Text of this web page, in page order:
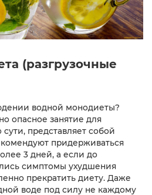
(разгрузочные
водной монодиеты?
опасное занятие для
сути, представляет собой
придерживаться
3 дней, а если до
симптомы ухудшения
прекратить диету. Даже
воде под силу не каждому